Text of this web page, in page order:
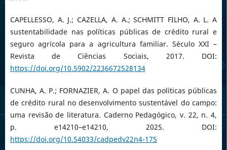
CAPELLESSO, A. J.; CAZELLA, A. A.; SCHMITT FILHO, A. L. A
sustentabilidade nas políticas públicas de crédito rural e
seguro agrícola para a agricultura familiar. Século XXI –
Revista de Ciências Sociais, 2017. DOI:
https://doi.org/10.5902/2236672528134
CUNHA, A. P.; FORNAZIER, A. O papel das políticas públicas
de crédito rural no desenvolvimento sustentável do campo:
uma revisão de literatura. Caderno Pedagógico, v. 22, n. 4,
p. e14210–e14210, 2025. DOI:
https://doi.org/10.54033/cadpedv22n4-175